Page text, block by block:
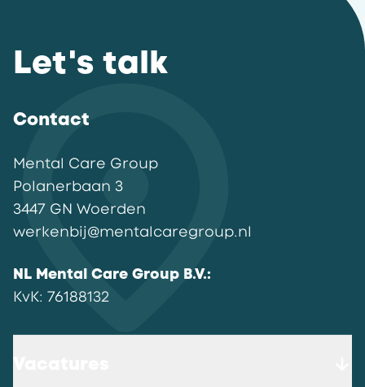
Let's talk
Contact
Mental Care Group
Polanerbaan 3
3447 GN Woerden
werkenbij@mentalcaregroup.nl
NL Mental Care Group B.V.:
KvK: 76188132